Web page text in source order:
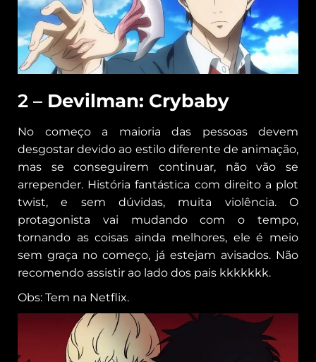
2 – Devilman: Crybaby
No começo a maioria das pessoas devem
desgostar devido ao estilo diferente de animação,
mas se conseguirem continuar, não vão se
arrepender. História fantástica com direito a plot
twist, e sem dúvidas, muita violência. O
protagonista vai mudando com o tempo,
tornando as coisas ainda melhores, ele é meio
sem graça no começo, já estejam avisados. Não
recomendo assistir ao lado dos pais kkkkkkk.
Obs: Tem na Netflix.